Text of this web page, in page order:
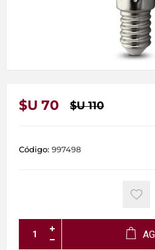
$U 70 $U 110
Código: 997498